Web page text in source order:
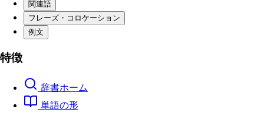
関連語
フレーズ・コロケーション
例文
特徴
辞書ホーム
単語の形